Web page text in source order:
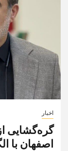
اخبار
گره‌گشایی
اصفهان با